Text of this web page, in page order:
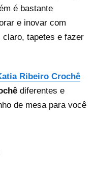
é bastante
e inovar com
tapetes e fazer
Ribeiro Crochê
diferentes e
de mesa para você